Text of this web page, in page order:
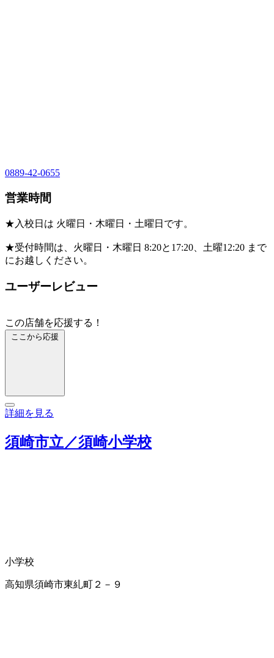
0889-42-0655
営業時間
★入校日は 火曜日・木曜日・土曜日です。
★受付時間は、火曜日・木曜日 8:20と17:20、土曜12:20 まで
にお越しください。
ユーザーレビュー
この店舗を応援する！
ここから応援
詳細を見る
須崎市立／須崎小学校
小学校
高知県須崎市東糺町２－９